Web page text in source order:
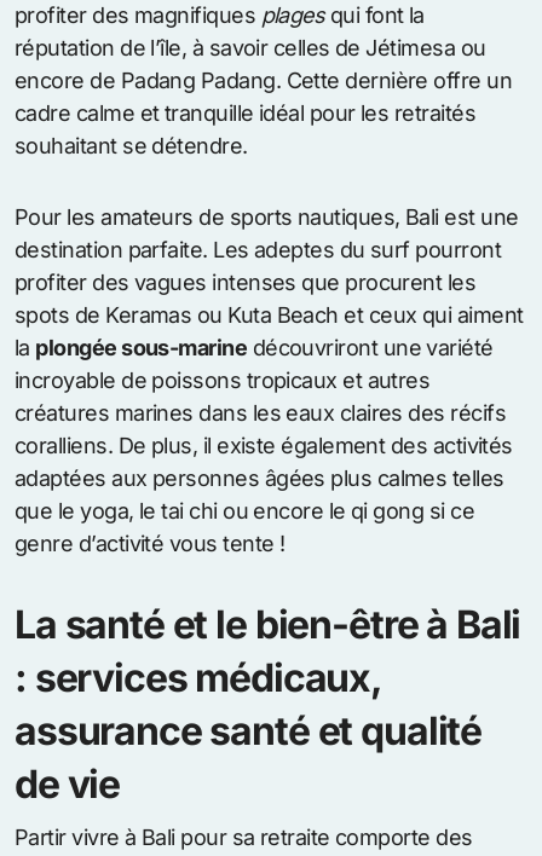
profiter des magnifiques plagesqui font la
réputation de l’île, à savoir celles de Jétimesa ou
encore de Padang Padang. Cette dernière offre un
cadre calme et tranquille idéal pour les retraités
souhaitant se détendre.
Pour les amateurs de sports nautiques, Bali est une
destination parfaite. Les adeptes du surf pourront
profiter des vagues intenses que procurent les
spots de Keramas ou Kuta Beach et ceux qui aiment
la plongée sous-marine découvriront une variété
incroyable de poissons tropicaux et autres
créatures marines dans les eaux claires des récifs
coralliens. De plus, il existe également des activités
adaptées aux personnes âgées plus calmes telles
que le yoga, le tai chi ou encore le qi gong si ce
genre d’activité vous tente !
La santé et le bien-être à Bali
: services médicaux,
assurance santé et qualité
de vie
Partir vivre à Bali pour sa retraite comporte des